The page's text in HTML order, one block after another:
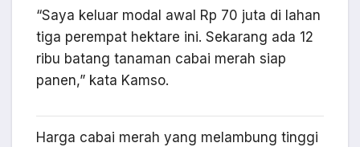
“Saya keluar modal awal Rp 70 juta di lahan
tiga perempat hektare ini. Sekarang ada 12
ribu batang tanaman cabai merah siap
panen,” kata Kamso.
Harga cabai merah yang melambung tinggi